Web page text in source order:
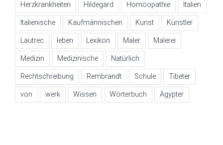
Herzkrankheiten Hildegard Homöopathie Italien
Italienische Kaufmännischen Kunst Künstler
Lautrec leben Lexikon Maler Malerei
Medizin Medizinische Natürlich
Rechtschreibung Rembrandt Schule Tibeter
von werk Wissen Wörterbuch Ägypter